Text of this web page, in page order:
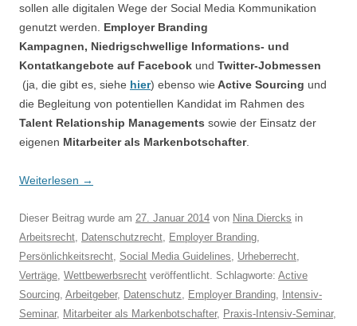
sollen alle digitalen Wege der Social Media Kommunikation
genutzt werden. Employer Branding
Kampagnen, Niedrigschwellige Informations- und
Kontatkangebote auf Facebook und Twitter-Jobmessen
(ja, die gibt es, siehe hier) ebenso wie Active Sourcing und
die Begleitung von potentiellen Kandidat im Rahmen des
Talent Relationship Managements sowie der Einsatz der
eigenen Mitarbeiter als Markenbotschafter.
Weiterlesen →
Dieser Beitrag wurde am 27. Januar 2014 von Nina Diercks in
Arbeitsrecht, Datenschutzrecht, Employer Branding,
Persönlichkeitsrecht, Social Media Guidelines, Urheberrecht,
Verträge, Wettbewerbsrecht veröffentlicht. Schlagworte: Active
Sourcing, Arbeitgeber, Datenschutz, Employer Branding,
Intensiv-
Seminar, Mitarbeiter als Markenbotschafter, Praxis-Intensiv-Seminar,